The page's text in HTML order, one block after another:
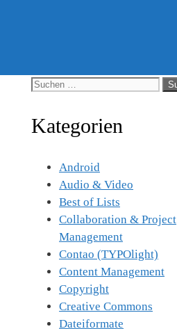
Suche
Kategorien
Android
Audio & Video
Best of Lists
Collaboration & Project
Management
Contao (TYPOlight)
Content Management
Copyright
Creative Commons
Dateiformate